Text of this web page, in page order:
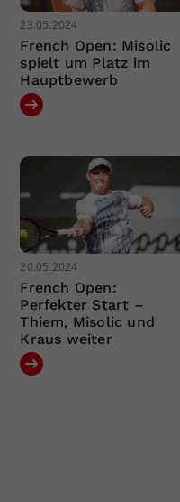
23.05.2024
French Open: Misolic
spielt um Platz im
Hauptbewerb
20.05.2024
French Open:
Perfekter Start –
Thiem, Misolic und
Kraus weiter